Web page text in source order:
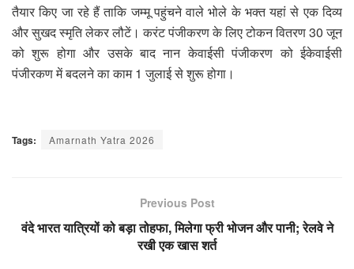
तैयार किए जा रहे हैं ताकि जम्मू पहुंचने वाले भोले के भक्त यहां से एक दिव्य
और सुखद स्मृति लेकर लौटें। करंट पंजीकरण के लिए टोकन वितरण 30 जून
को शुरू होगा और उसके बाद नान केवाईसी पंजीकरण को ईकेवाईसी
पंजीरकण में बदलने का काम 1 जुलाई से शुरू होगा।
Tags: Amarnath Yatra 2026
Previous Post
वंदे भारत यात्रियों को बड़ा तोहफा, मिलेगा फ्री भोजन और पानी; रेलवे ने
रखी एक खास शर्त